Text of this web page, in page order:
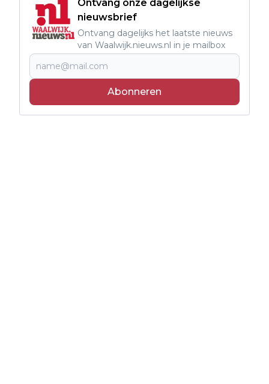
Ontvang onze dagelijkse
nieuwsbrief
Ontvang dagelijks het laatste nieuws
van Waalwijk.nieuws.nl in je mailbox
Abonneren